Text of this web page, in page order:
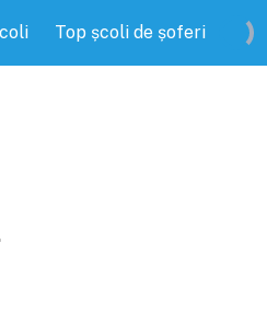
Top școli de șoferi